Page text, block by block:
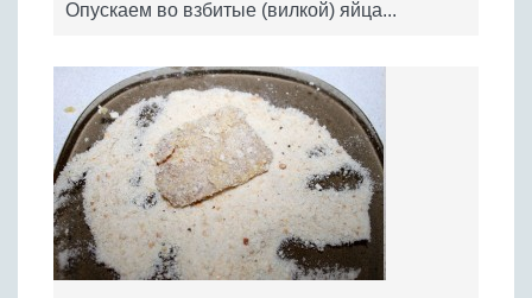
Опускаем во взбитые (вилкой) яйца...